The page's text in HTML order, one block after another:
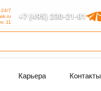
+7 (495) 230-21-81
24/7
11
Карьера Контакты